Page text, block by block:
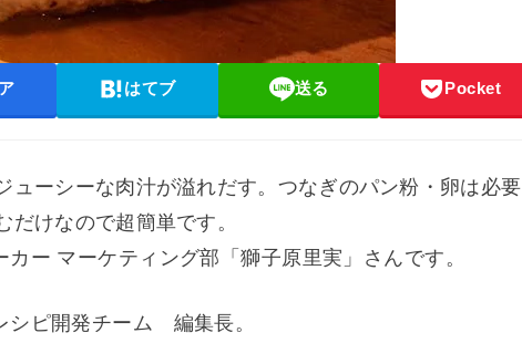
はてブ 送る Pocket
ーシーな肉汁が溢れだす。 つなぎのパン粉・卵は必要
けなので超簡単です。
ー マーケティング部「獅子原里実」さんです。
シピ開発チーム 編集長。